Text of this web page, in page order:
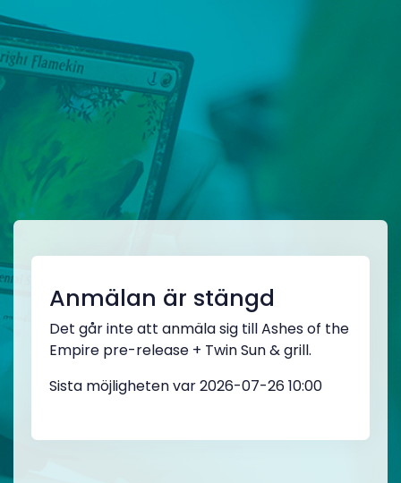
Anmälan är stängd
Det går inte att anmäla sig till Ashes of the
Empire pre-release + Twin Sun & grill.
Sista möjligheten var 2026-07-26 10:00